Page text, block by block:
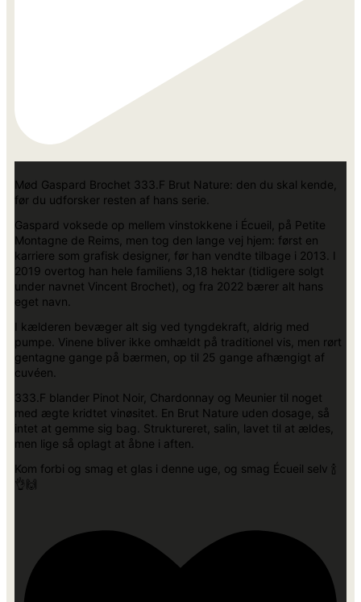
Mød Gaspard Brochet 333.F Brut Nature: den du skal kende,
før du udforsker resten af hans serie.
Gaspard voksede op mellem vinstokkene i Écueil, på Petite
Montagne de Reims, men tog den lange vej hjem: først en
karriere som grafisk designer, før han vendte tilbage i 2013. I
2019 overtog han hele familiens 3,18 hektar (tidligere solgt
under navnet Vincent Brochet), og fra 2022 bærer alt hans
eget navn.
I kælderen bevæger alt sig ved tyngdekraft, aldrig med
pumpe. Vinene bliver ikke omhældt på traditionel vis, men rørt
gentagne gange på bærmen, op til 25 gange afhængigt af
cuvéen.
333.F blander Pinot Noir, Chardonnay og Meunier til noget
med ægte kridtet vinøsitet. En Brut Nature uden dosage, så
intet at gemme sig bag. Struktureret, salin, lavet til at ældes,
men lige så oplagt at åbne i aften.
Kom forbi og smag et glas i denne uge, og smag Écueil selv 🍾
👌🙌